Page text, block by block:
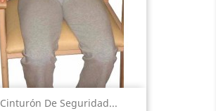
Cinturón De Seguridad...